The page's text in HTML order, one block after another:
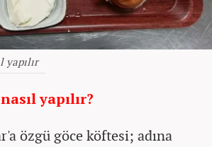
yapılır
yapılır?
özgü göce köftesi; adına